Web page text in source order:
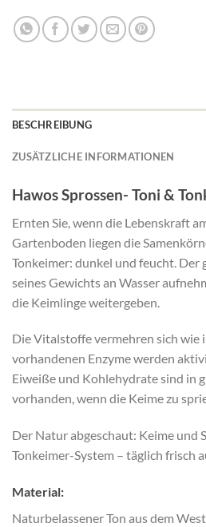
BESCHREIBUNG
ZUSÄTZLICHE INFORMATIONEN
Hawos Sprossen- Toni &
Ernten Sie, wenn die Lebenskraft
Gartenboden liegen die
Tonkeimer: dunkel und feucht. Der
seines Gewichts an Wasser
die Keimlinge weitergeben.
Die Vitalstoffe vermehren sich wie
vorhandenen Enzyme werden
Eiweiße und Kohlehydrate sind in
vorhanden, wenn die Keime zu
Der Natur abgeschaut: Keime und
Tonkeimer-System – täglich frisch
Material:
Naturbelassener Ton aus dem